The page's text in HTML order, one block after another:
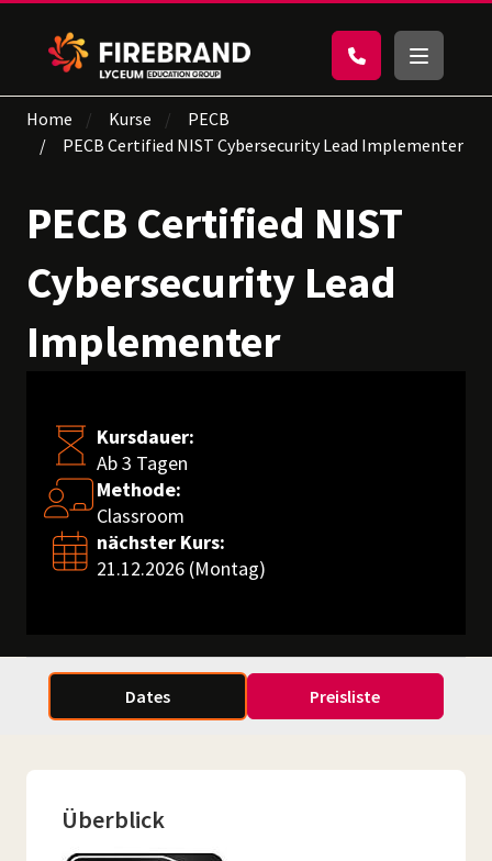
Home Kurse
PECB
PECB Certified NIST Cybersecurity Lead Implementer
PECB Certified NIST
Cybersecurity Lead
Implementer
Kursdauer:
Ab 3 Tagen
Methode:
Classroom
nächster Kurs:
21.12.2026 (Montag)
Dates Preisliste
Überblick